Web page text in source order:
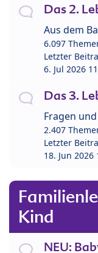
Das 2.
Aus dem
6.097
Letzter
6. Jul 2026
Das 3.
Fragen
2.407
Letzter
18. Jun 2026
Kind
NEU: